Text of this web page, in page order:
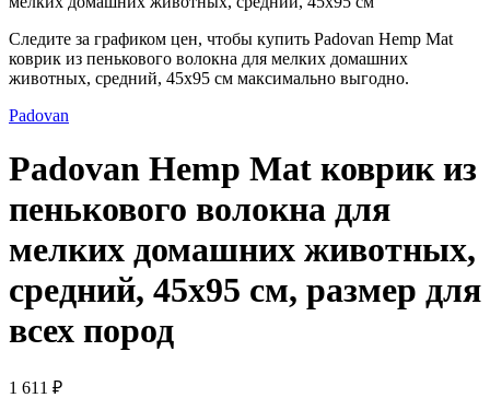
Следите за графиком цен, чтобы купить Padovan Hemp Mat
коврик из пенькового волокна для мелких домашних
животных, средний, 45х95 см максимально выгодно.
Padovan
Padovan Hemp Mat коврик из
пенькового волокна для
мелких домашних животных,
средний, 45х95 см, размер для
всех пород
1 611 ₽